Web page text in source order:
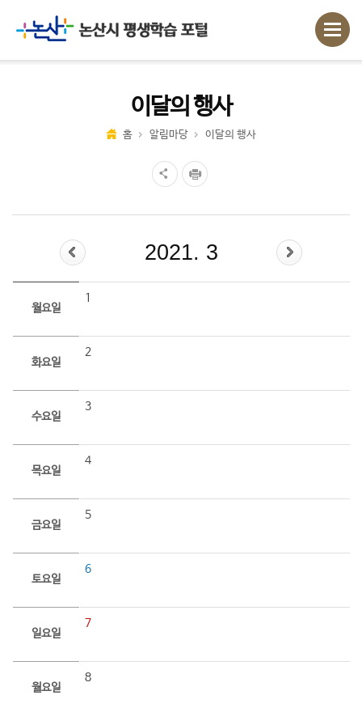
이달의 행사
홈 알림마당 이달의 행사
2021. 3
월요일
1
화요일
2
수요일
3
목요일
4
금요일
5
토요일
6
일요일
7
월요일
8